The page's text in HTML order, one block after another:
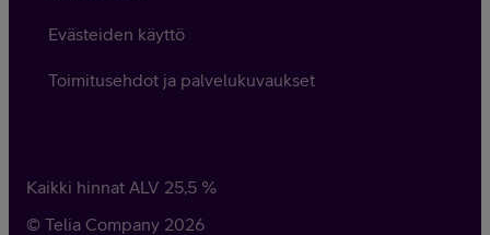
Evästeiden käyttö
Toimitusehdot ja palvelukuvaukset
Kaikki hinnat ALV 25,5 %
© Telia Company 2026